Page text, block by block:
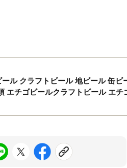
ル クラフトビール 地ビール 缶
チゴビールクラフトビール エ